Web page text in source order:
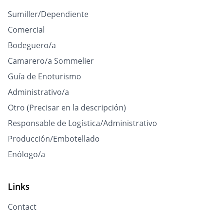
Sumiller/Dependiente
Comercial
Bodeguero/a
Camarero/a Sommelier
Guía de Enoturismo
Administrativo/a
Otro (Precisar en la descripción)
Responsable de Logística/Administrativo
Producción/Embotellado
Enólogo/a
Links
Contact